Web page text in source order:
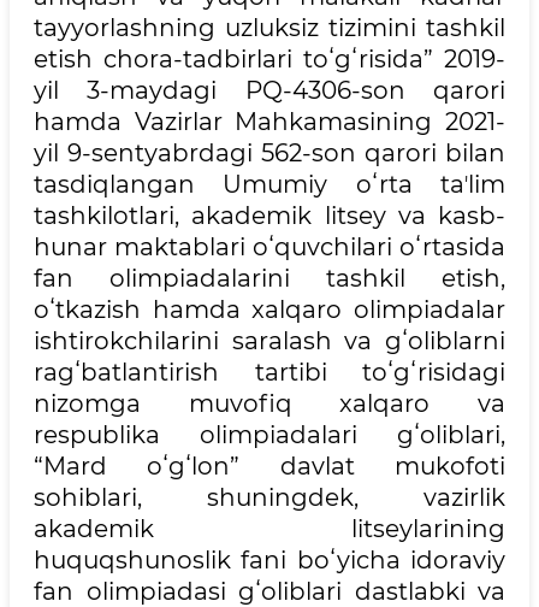
tayyorlashning uzluksiz tizimini tashkil
etish chora-tadbirlari toʻgʻrisida” 2019-
yil 3-maydagi PQ-4306-son qarori
hamda Vazirlar Mahkamasining 2021-
yil 9-sentyabrdagi 562-son qarori bilan
tasdiqlangan Umumiy oʻrta taʼlim
tashkilotlari, akademik litsey va kasb-
hunar maktablari oʻquvchilari oʻrtasida
fan olimpiadalarini tashkil etish,
oʻtkazish hamda xalqaro olimpiadalar
ishtirokchilarini saralash va gʻoliblarni
ragʻbatlantirish tartibi toʻgʻrisidagi
nizomga muvofiq xalqaro va
respublika olimpiadalari gʻoliblari,
“Mard oʻgʻlon” davlat mukofoti
sohiblari, shuningdek, vazirlik
akademik litseylarining
huquqshunoslik fani boʻyicha idoraviy
fan olimpiadasi gʻoliblari dastlabki va